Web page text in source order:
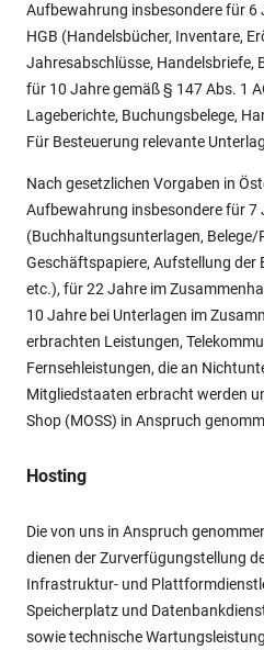
Aufbewahrung insbesondere für 6
HGB (Handelsbücher, Inventare,
Jahresabschlüsse, Handelsbriefe,
für 10 Jahre gemäß § 147 Abs. 1
Lageberichte, Buchungsbelege,
Für Besteuerung relevante
Nach gesetzlichen Vorgaben in
Aufbewahrung insbesondere für 7
(Buchhaltungsunterlagen, Belege/
Geschäftspapiere, Aufstellung der
etc.), für 22 Jahre im
10 Jahre bei Unterlagen im
erbrachten Leistungen,
Fernsehleistungen, die an
Mitgliedstaaten erbracht werden
Shop (MOSS) in Anspruch
Hosting
Die von uns in Anspruch
dienen der Zurverfügungstellung
Infrastruktur- und
Speicherplatz und
sowie technische